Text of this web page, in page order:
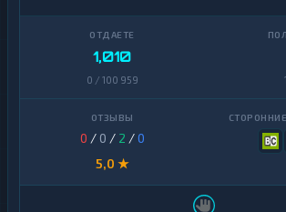
1,010
0 / 100 959
0 / 0 / 2 /0
5,0 ★